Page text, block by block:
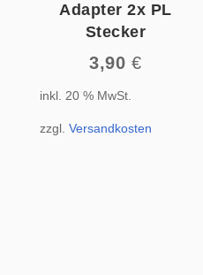
Adapter 2x PL
Stecker
3,90 €
inkl. 20 % MwSt.
zzgl. Versandkosten